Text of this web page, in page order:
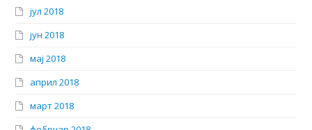
јул 2018
јун 2018
мај 2018
април 2018
март 2018